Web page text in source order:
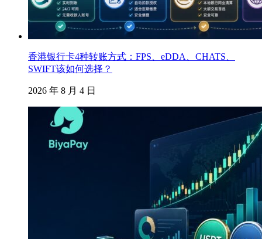
香港银行卡4种转账方式：FPS、eDDA、CHATS、
SWIFT该如何选择？
2026 年 8 月 4 日